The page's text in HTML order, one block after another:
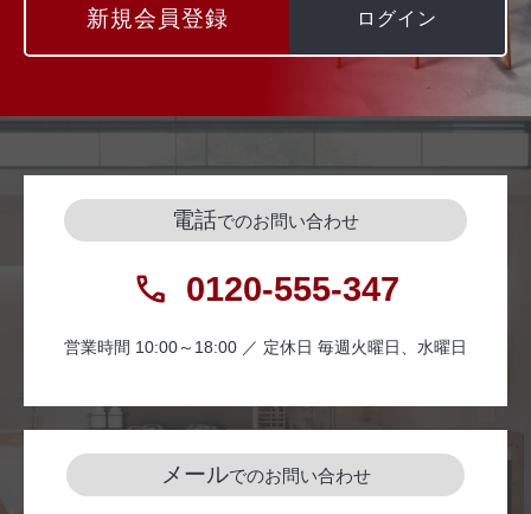
新規会員登録 ログイン
電話でのお問い合わせ
0120-555-347
営業時間 10:00～18:00 ／ 定休日 毎週火曜日、水曜日
メールでのお問い合わせ